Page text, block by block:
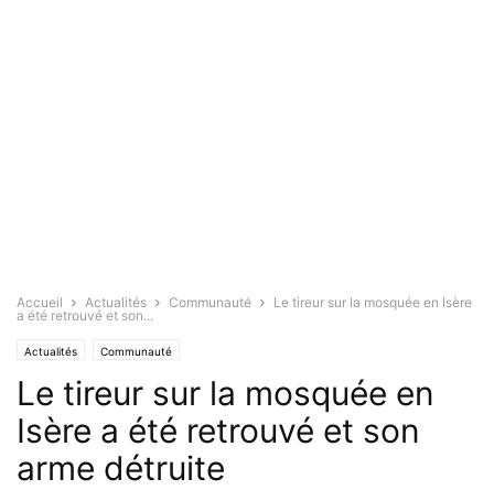
Accueil Actualités Communauté
Le tireur sur la mosquée en Isère
a été retrouvé et son...
Actualités Communauté
Le tireur sur la mosquée en
Isère a été retrouvé et son
arme détruite